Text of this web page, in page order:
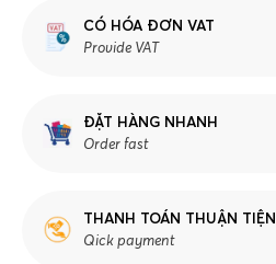
CÓ HÓA ĐƠN VAT
Provide VAT
ĐẶT HÀNG NHANH
Order fast
THANH TOÁN THUẬN TIỆN
Qick payment